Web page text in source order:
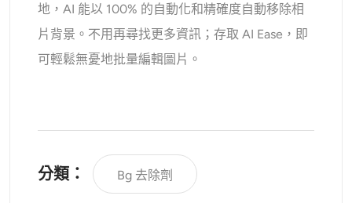
地，AI 能以 100% 的自動化和精確度自動移除相
片背景。不用再尋找更多資訊；存取 AI Ease，即
可輕鬆無憂地批量編輯圖片。
分類： Bg 去除劑